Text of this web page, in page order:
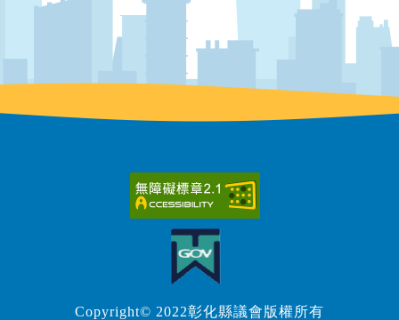
Copyright© 2022彰化縣議會版權所有